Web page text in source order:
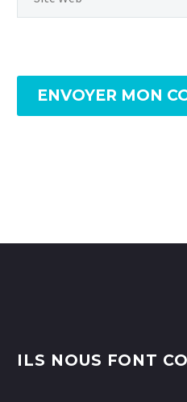
ENVOYER MON
ILS NOUS FONT